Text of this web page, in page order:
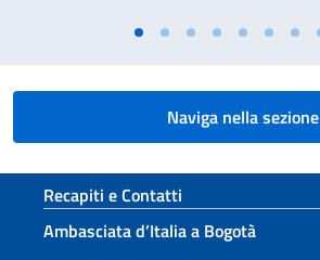
Naviga nella sezione
Sezione footer
Recapiti e Contatti
Ambasciata d’Italia a Bogotà